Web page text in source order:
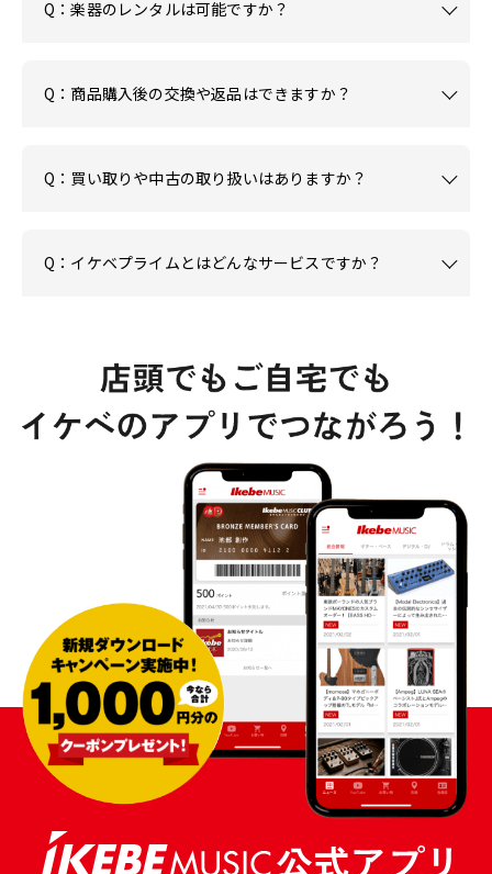
Q：楽器のレンタルは可能ですか？
Q：商品購入後の交換や返品はできますか？
Q：買い取りや中古の取り扱いはありますか？
Q：イケベプライムとはどんなサービスですか？